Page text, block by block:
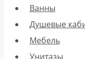
Ванны
Душевые
Мебель
Унитазы